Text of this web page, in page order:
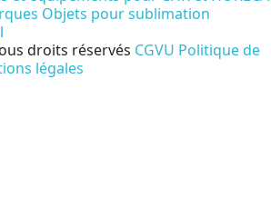
Objets pour sublimation
droits réservés CGVU Politique de
légales